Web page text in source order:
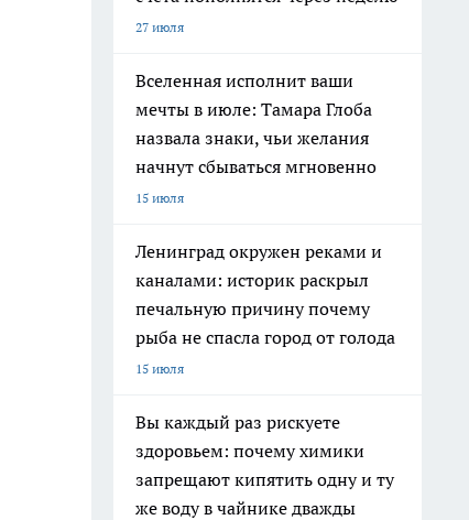
27 июля
Вселенная исполнит ваши
мечты в июле: Тамара Глоба
назвала знаки, чьи желания
начнут сбываться мгновенно
15 июля
Ленинград окружен реками и
каналами: историк раскрыл
печальную причину почему
рыба не спасла город от голода
15 июля
Вы каждый раз рискуете
здоровьем: почему химики
запрещают кипятить одну и ту
же воду в чайнике дважды